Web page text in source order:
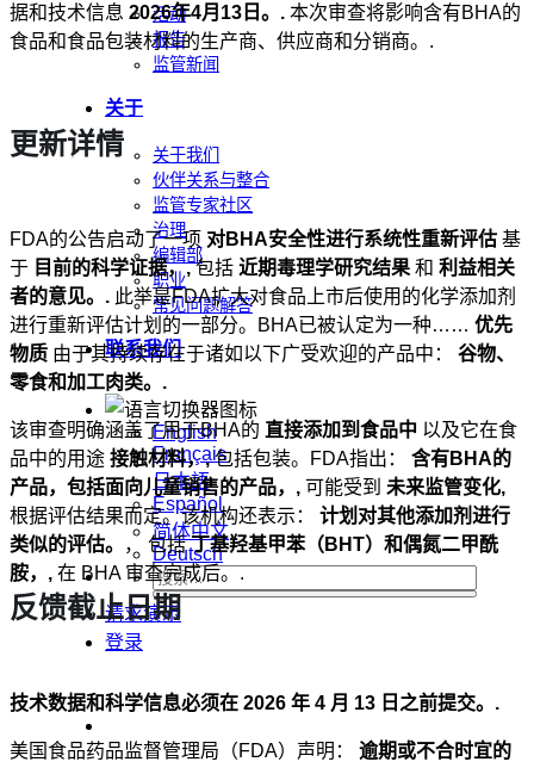
活动
报告
监管新闻
关于
关于我们
伙伴关系与整合
监管专家社区
治理
编辑部
职业
常见问题解答
联系我们
English
Français
日本語
Español
简体中文
Deutsch
请求演示
登录
据和技术信息 2026年4月13日。. 本次审查将影响含有BHA的
食品和食品包装材料的生产商、供应商和分销商。.
更新详情
FDA的公告启动了一项 对BHA安全性进行系统性重新评估 基
于 目前的科学证据，,包括 近期毒理学研究结果 和 利益相关
者的意见。. 此举是FDA扩大对食品上市后使用的化学添加剂
进行重新评估计划的一部分。BHA已被认定为一种…… 优先
物质 由于其持续存在于诸如以下广受欢迎的产品中： 谷物、
零食和加工肉类。.
该审查明确涵盖了用于BHA的 直接添加到食品中 以及它在食
品中的用途 接触材料，,包括包装。FDA指出： 含有BHA的
产品，包括面向儿童销售的产品，, 可能受到 未来监管变化,
根据评估结果而定。该机构还表示： 计划对其他添加剂进行
类似的评估。
， 包括丁基羟基甲苯（BHT）和偶氮二甲酰
胺，, 在 BHA 审查完成后。.
反馈截止日期
技术数据和科学信息必须在 2026 年 4 月 13 日之前提交。.
美国食品药品监督管理局（FDA）声明：
逾期或不合时宜的